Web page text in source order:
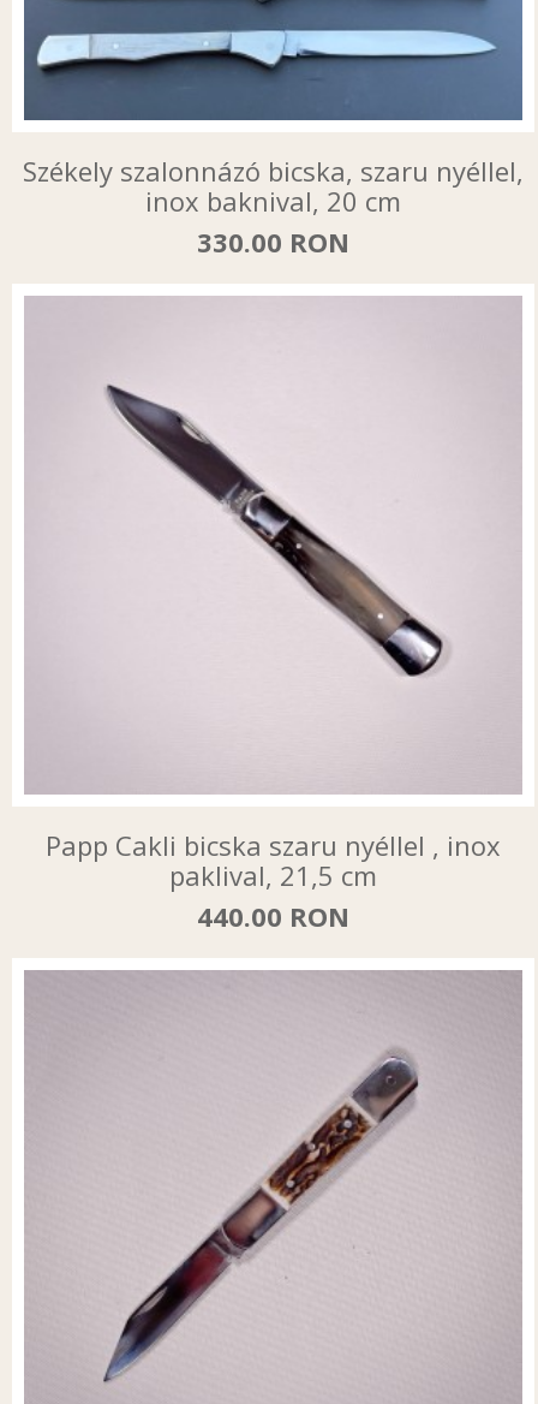
Székely szalonnázó bicska, szaru nyéllel,
inox baknival, 20 cm
330.00 RON
Papp Cakli bicska szaru nyéllel , inox
paklival, 21,5 cm
440.00 RON